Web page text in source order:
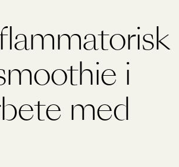
i
med